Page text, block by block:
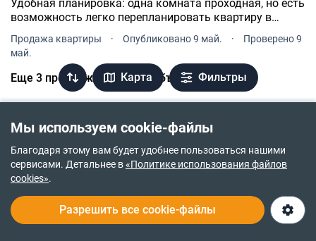
Мы используем cookie-файлы
Благодаря этому вам будет удобнее пользоваться нашими
сервисами. Детальнее в«Политике использования файлов
cookies».
Разрешить все cookie-файлы
Карта Фильтры
Удобная планировка: одна комната проходная, но есть
возможность легко перепланировать квартиру в
полностью раздельные комнаты.
Продажа квартиры · Опубликовано 9 май. ·
Проверено 9
май.
Еще 3 предложения этого объекта